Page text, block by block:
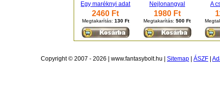
Egy maréknyi adat Nejlonangyal A
2460 Ft
Megtakarítás: 130 Ft
1980 Ft
Megtakarítás:500 Ft
Copyright © 2007 - 2026 | www.fantasybolt.hu | Sitemap ÁSZF